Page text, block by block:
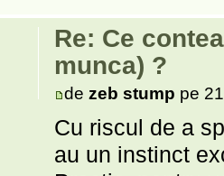
Re: Ce
munca) ?
dezeb stump pe
Cu riscul de a
au un instinct